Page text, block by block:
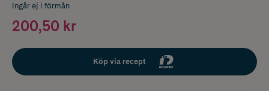
Ingår ej i förmån
200,50 kr
Köp via recept